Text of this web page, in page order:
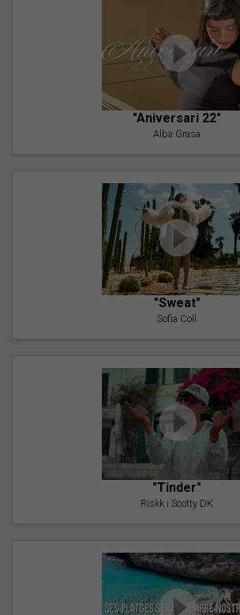
"Aniversari 22"
Alba Grasa
"Sweat"
Sofia Coll
"Tinder"
Riskk i Scotty DK